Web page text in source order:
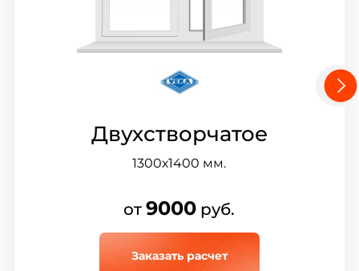
Двухстворчатое
1300х1400 мм.
от9000 руб.
Заказать расчет